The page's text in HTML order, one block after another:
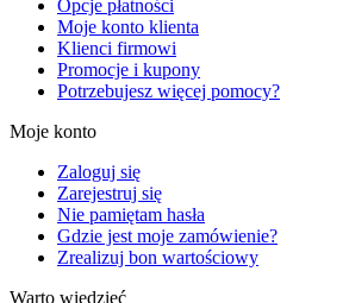
Opcje płatności
Moje konto klienta
Klienci firmowi
Promocje i kupony
Potrzebujesz więcej pomocy?
Moje konto
Zaloguj się
Zarejestruj się
Nie pamiętam hasła
Gdzie jest moje zamówienie?
Zrealizuj bon wartościowy
Warto wiedzieć